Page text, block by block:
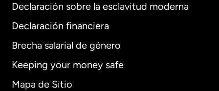
Declaración sobre la esclavitud moderna
Declaración financiera
Brecha salarial de género
Keeping your money safe
Mapa de Sitio
Internacional English
Alemania